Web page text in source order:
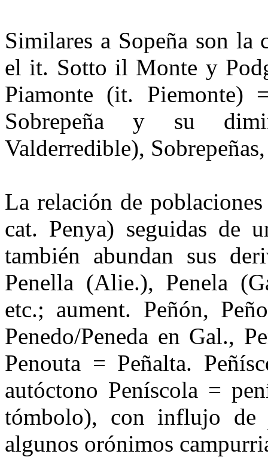
Similares a Sopeña son la
el it. Sotto il Monte y
Piamonte (it. Piemonte)
Sobrepeña y su
Valderredible),
La relación de
cat. Penya) seguidas de
tam­bién abundan sus
Penella (Alie.), Penela
etc.; aument. Peñón,
Penedo/Peneda en Gal.,
Penouta = Peñalta.
autóctono Peníscola =
tómbolo), con influjo de
algunos orónimos